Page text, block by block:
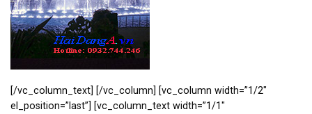
[/vc_column_text] [/vc_column] [vc_column width=”1/2″
el_position=”last”] [vc_column_text width=”1/1″